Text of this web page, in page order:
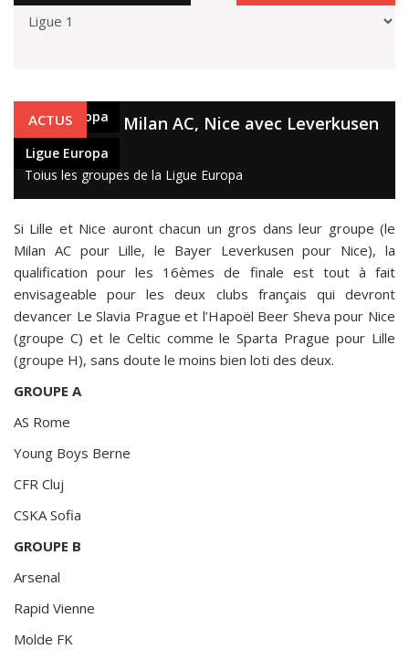
Ligue Europa
ACTUS
Ligue Europa
Lille avec le Milan AC, Nice avec Leverkusen
2 oct. 2020
Toius les groupes de la Ligue Europa
Si Lille et Nice auront chacun un gros dans leur groupe (le
Milan AC pour Lille, le Bayer Leverkusen pour Nice), la
qualification pour les 16èmes de finale est tout à fait
envisageable pour les deux clubs français qui devront
devancer Le Slavia Prague et l’Hapoël Beer Sheva pour Nice
(groupe C) et le Celtic comme le Sparta Prague pour Lille
(groupe H), sans doute le moins bien loti des deux.
GROUPE A
AS Rome
Young Boys Berne
CFR Cluj
CSKA Sofia
GROUPE B
Arsenal
Rapid Vienne
Molde FK